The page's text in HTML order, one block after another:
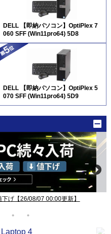
DELL 【即納パソコン】OptiPlex 7
060 SFF (Win11pro64) 5D8
DELL 【即納パソコン】OptiPlex 5
070 SFF (Win11pro64) 5D9
げ【26/08/07 00:00更新】